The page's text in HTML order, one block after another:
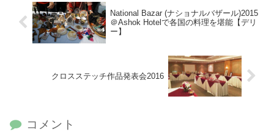
National Bazar (ナショナルバザール)2015
＠Ashok Hotelで各国の料理を堪能【デリ
ー】
クロスステッチ作品発表会2016
コメント